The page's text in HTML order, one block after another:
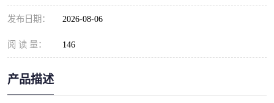
发布日期： 2026-08-06
阅 读 量： 146
产品描述